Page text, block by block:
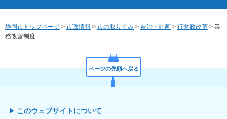
静岡市トップページ > 市政情報 > 市の取りくみ > 自治・計画 > 行財政改革 > 業
務改善制度
ページの先頭へ戻る
このウェブサイトについて